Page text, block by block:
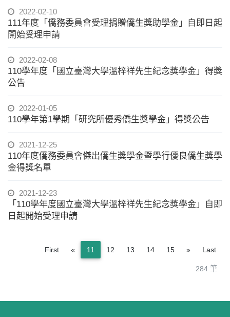
2022-02-10
111年度「僑務委員會受理捐贈僑生獎助學金」自即日起
開始受理申請
2022-02-08
110學年度「國立臺灣大學溫梓祥先生紀念獎學金」得獎
公告
2022-01-05
110學年第1學期「研究所優秀僑生獎學金」得獎公告
2021-12-25
110年度僑務委員會傑出僑生獎學金暨學行優良僑生獎學
金得獎名單
2021-12-23
「110學年度國立臺灣大學溫梓祥先生紀念獎學金」自即
日起開始受理申請
284 筆
First « Previous
11 12 13 14 15 »NextLast